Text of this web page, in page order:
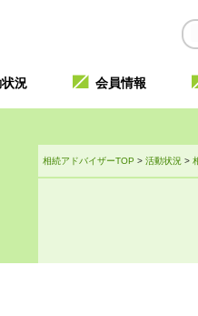
況 会員情報
相続アドバイザーTOP > 活動状況 >